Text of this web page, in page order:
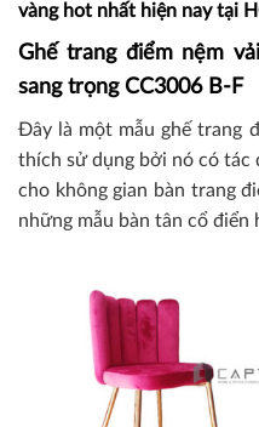
vàng hot nhất hiện nay tại
Ghế trang điểm nệm
sang trọng CC3006 B-F
Đây là một mẫu ghế trang
thích sử dụng bởi nó có tác
cho không gian bàn trang
những mẫu bàn tân cổ điển